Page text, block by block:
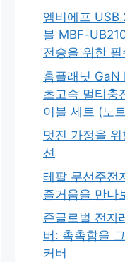
엠비에프
블 MBF-
전송을 위한 필
홈플래닛 GaN
초고속 멀티충
이블 세트 (노
멋진 가정을
션
테팔 무선주전
즐거움을 만나
존글로벌 전자
버: 촉촉함을
커버